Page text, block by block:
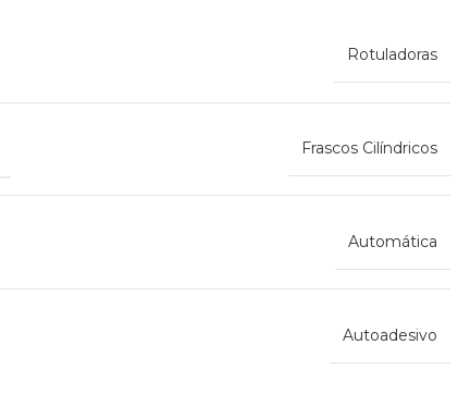
Rotuladoras
Frascos Cilíndricos
Automática
Autoadesivo